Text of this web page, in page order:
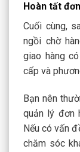
Hoàn tất
Cuối cùng,
ngồi chờ
giao hàng
cấp và
Bạn nên
quản lý đơn
Nếu có vấn
chăm sóc